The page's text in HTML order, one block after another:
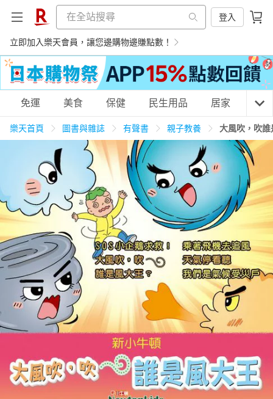
登入
立即加入樂天會員，讓您邊購物邊賺點數！
購物網分類
天天免運 美食蛋糕 養生保健 民生用品
居家生活 3C家電 運動休閒 親子玩具
女裝 男裝 化妝保養 情趣用品
日本購物 電子/紙本書
免運 美食 保健 民生用品 居家 3C
樂天首頁 圖書與雜誌 有聲書 親子教養 大風吹，吹